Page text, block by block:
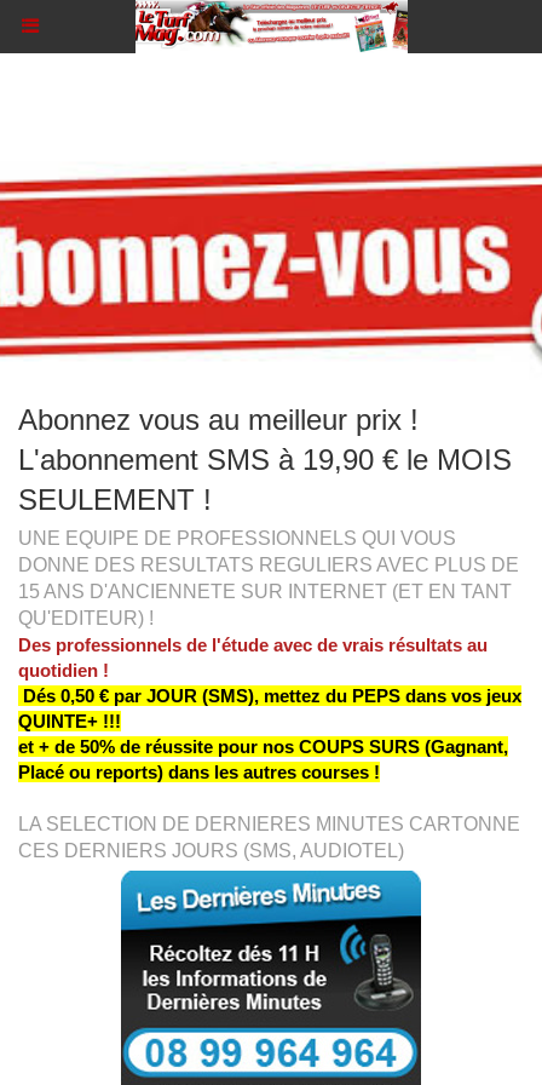
Abonnez vous au meilleur prix !
L'abonnement SMS à 19,90 € le MOIS
SEULEMENT !
UNE EQUIPE DE PROFESSIONNELS QUI VOUS
DONNE DES RESULTATS REGULIERS AVEC PLUS DE
15 ANS D'ANCIENNETE SUR INTERNET (ET EN TANT
QU'EDITEUR) !
Des professionnels de l'étude avec de vrais résultats au
quotidien !
Dés 0,50 € par JOUR (SMS), mettez du PEPS dans vos jeux
QUINTE+ !!!
et + de 50% de réussite pour nos COUPS SURS (Gagnant,
Placé ou reports) dans les autres courses !
LA SELECTION DE DERNIERES MINUTES CARTONNE
CES DERNIERS JOURS (SMS, AUDIOTEL)